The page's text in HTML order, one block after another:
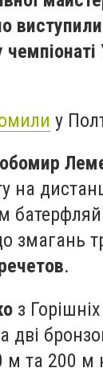
у
на
змагань
.
з
дві
м та 200 м